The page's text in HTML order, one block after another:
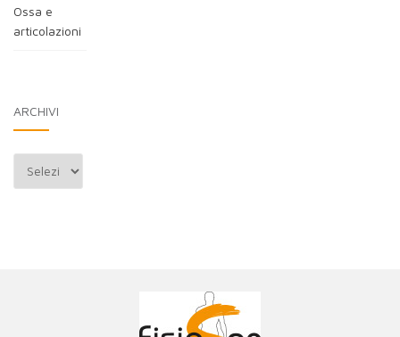
Ossa e
articolazioni
ARCHIVI
Archivi